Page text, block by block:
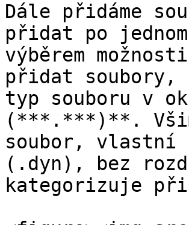
Dále přidáme
přidat po
výběrem
přidat soubory,
typ souboru v
(***.***)**.
soubor, vlastní
(.dyn), bez
kategorizuje